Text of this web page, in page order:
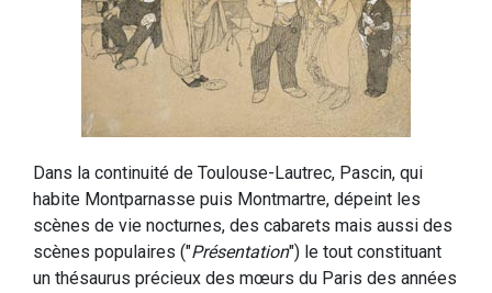
Dans la continuité de Toulouse-Lautrec, Pascin, qui
habite Montparnasse puis Montmartre, dépeint les
scènes de vie nocturnes, des cabarets mais aussi des
scènes populaires ("Présentation") le tout constituant
un thésaurus précieux des mœurs du Paris des années